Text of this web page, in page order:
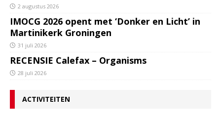
2 augustus 2026
IMOCG 2026 opent met ‘Donker en Licht’ in
Martinikerk Groningen
31 juli 2026
RECENSIE Calefax – Organisms
28 juli 2026
ACTIVITEITEN